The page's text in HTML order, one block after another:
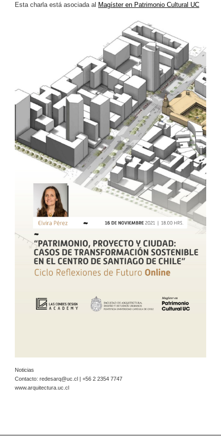
Esta charla está asociada al Magíster en Patrimonio Cultural UC
Noticias
Contacto: redesarq@uc.cl | +56 2 2354 7747
www.arquitectura.uc.cl